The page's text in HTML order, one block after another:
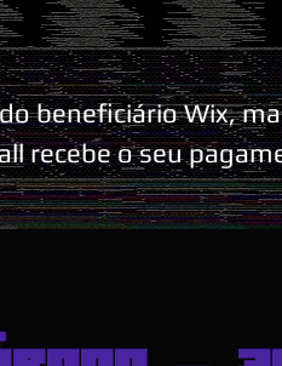
beneficiário Wix,
recebe o seu